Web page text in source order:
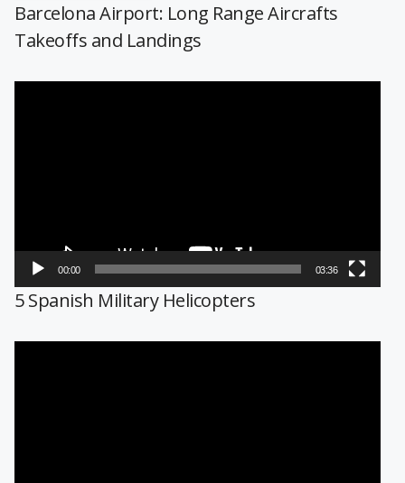
Barcelona Airport: Long Range Aircrafts
Takeoffs and Landings
00:00 03:36
5 Spanish Military Helicopters